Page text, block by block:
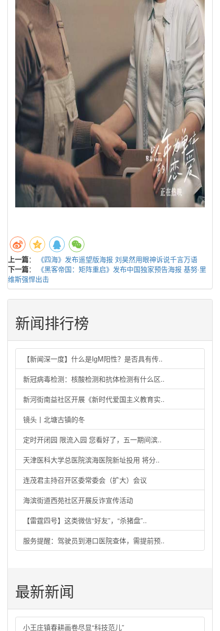
上一篇：
《四海》发布遥望版海报 刘昊然用眼神诉说千言万语
下一篇：
《黑客帝国：矩阵重启》发布中国独家预告海报 基努·里
维斯强悍出击
新闻排行榜
【新闻深一度】什么是IgM阳性？是否具有传..
新冠病毒检测：核酸检测和抗体检测有什么区..
新河街南益社区开展《新时代爱国主义教育实..
镜头丨北塘古镇的冬
定时开闭园 限流入园 您看好了，五一期间滨..
天津医科大学总医院滨海医院新址投用 将分..
连茂君主持召开区委常委会（扩大）会议
海滨街道西苑社区开展反诈宣传活动
【雷霆四号】这类微信“好友”，“杀猪盘”..
服务提醒：驾驶员到港口医院查体，需提前预..
最新新闻
小王庄镇春耕画卷尽显“科技范儿”